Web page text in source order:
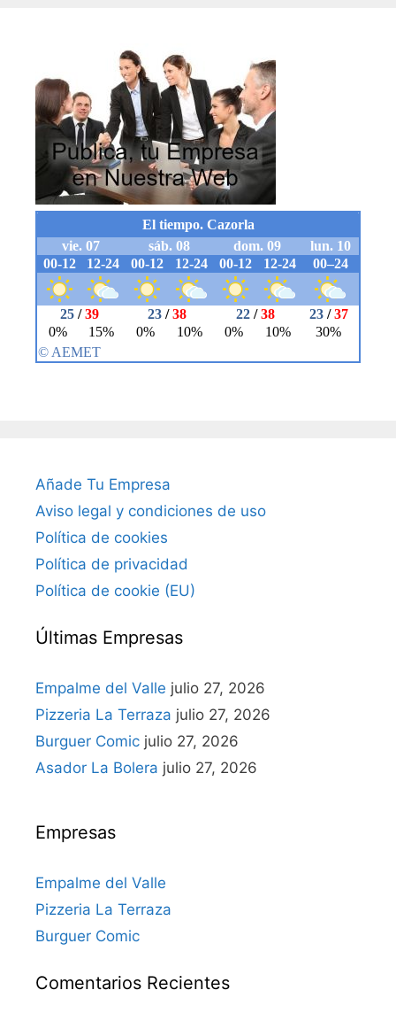
Añade Tu Empresa
Aviso legal y condiciones de uso
Política de cookies
Política de privacidad
Política de cookie (EU)
Últimas Empresas
Empalme del Valle julio 27, 2026
Pizzeria La Terraza julio 27, 2026
Burguer Comic julio 27, 2026
Asador La Bolera julio 27, 2026
Empresas
Empalme del Valle
Pizzeria La Terraza
Burguer Comic
Comentarios Recientes